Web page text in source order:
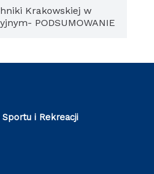
Krakowskiej w
PODSUMOWANIE
i Rekreacji